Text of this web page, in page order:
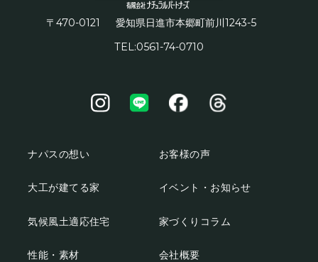
〒470-0121 愛知県日進市本郷町前川 1243-5
TEL:0561-74-0710
ナパスの想い
大工が建てる家
気候風土適応住宅
性能・素材
お客様の声
イベント・お知らせ
家づくりコラム
会社概要